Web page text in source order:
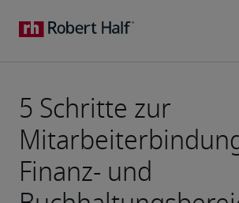
5 Schritte zur
Finanz- und